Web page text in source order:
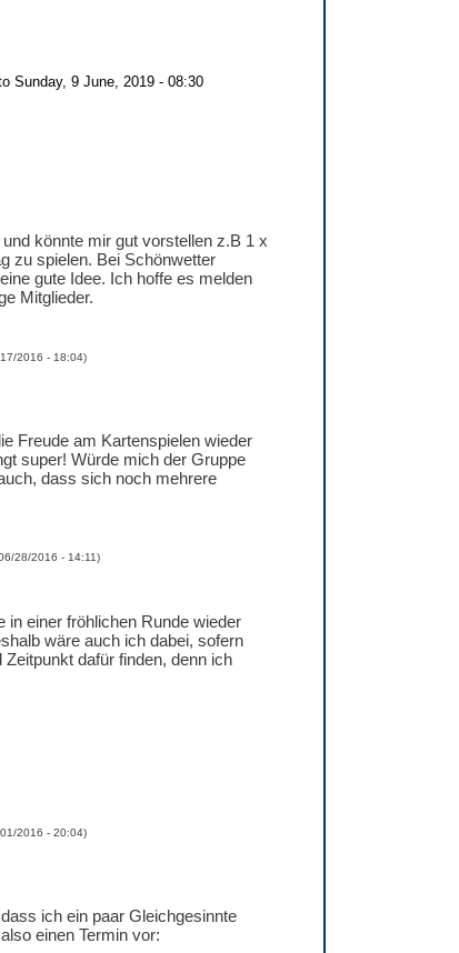
Sunday, 9 June, 2019 - 08:30
2016 - 18:04)
könnte mir gut vorstellen z.B 1 x
zu spielen. Bei Schönwetter
gute Idee. Ich hoffe es melden
Mitglieder.
28/2016 - 14:11)
Freude am Kartenspielen wieder
super! Würde mich der Gruppe
dass sich noch mehrere
2016 - 20:04)
in einer fröhlichen Runde wieder
wäre auch ich dabei, sofern
Zeitpunkt dafür finden, denn ich
ich ein paar Gleichgesinnte
einen Termin vor: